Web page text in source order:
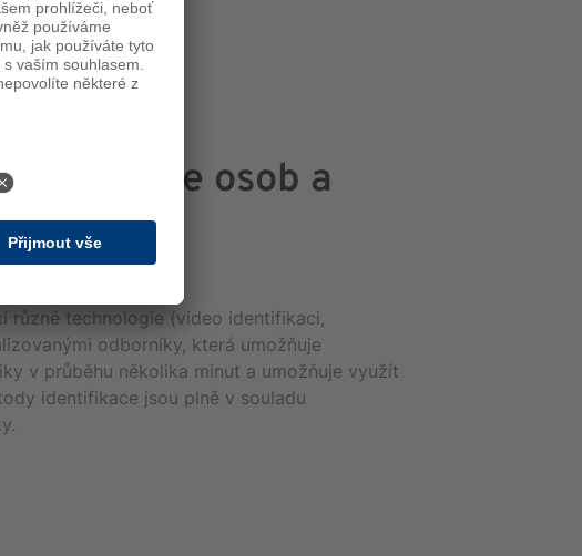
osob a
různé technologie (video identifikaci,
odborníky, která umožňuje
v průběhu několika minut a umožňuje využít
identifikace jsou plně v souladu